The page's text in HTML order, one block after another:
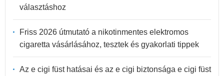
választáshoz
Friss 2026 útmutató a nikotinmentes elektromos
cigaretta vásárlásához, tesztek és gyakorlati tippek
Az e cigi füst hatásai és az e cigi biztonsága e cigi füst